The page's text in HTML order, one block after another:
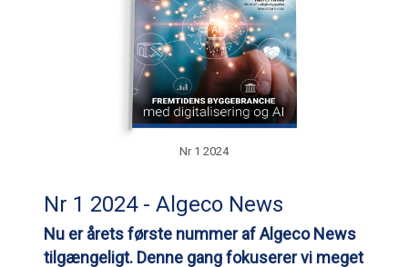
Nr 1 2024
Nr 1 2024 - Algeco News
Nu er årets første nummer af Algeco News
tilgængeligt. Denne gang fokuserer vi meget